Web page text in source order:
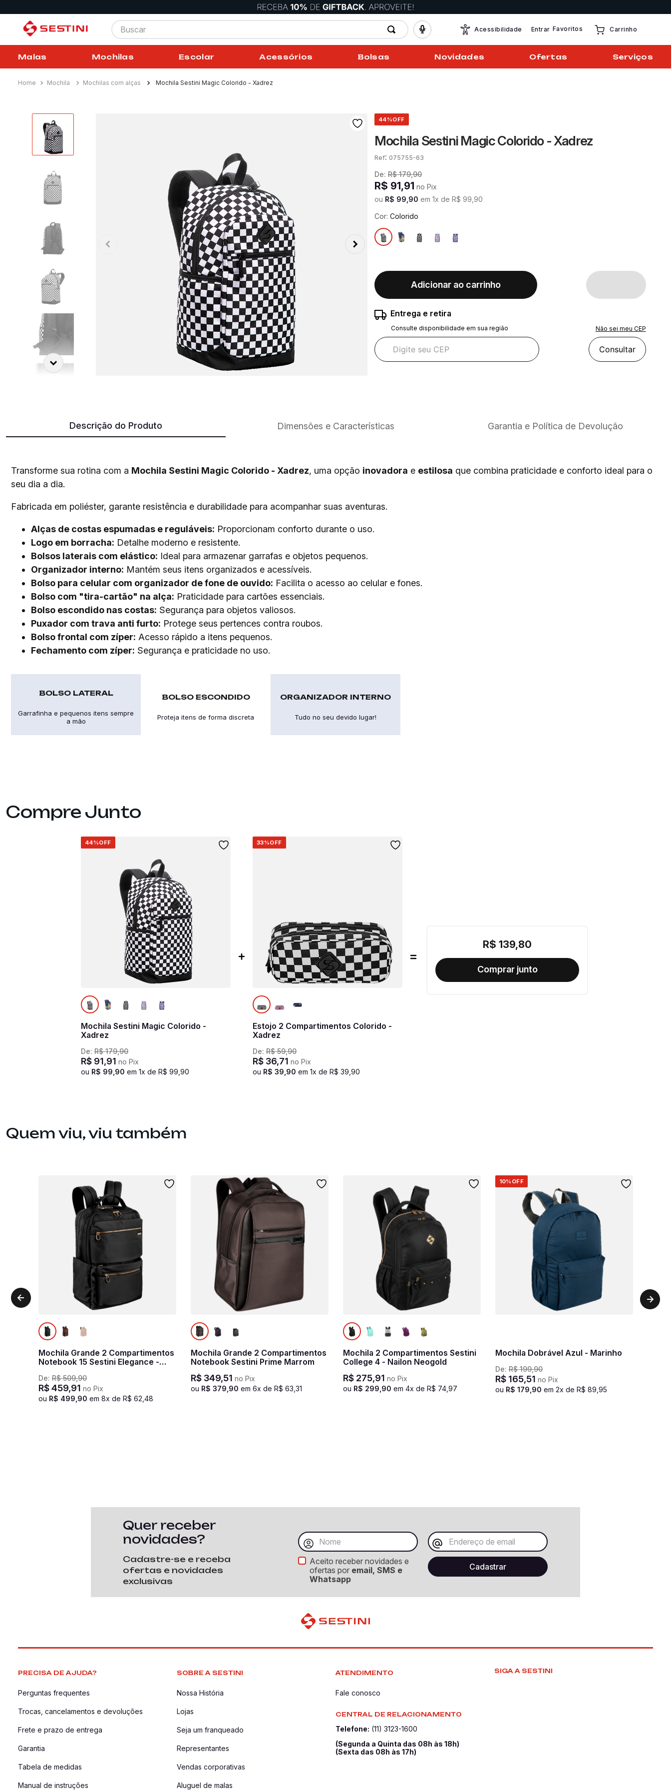
Buscar
Acessibilidade Entrar Favoritos Carrinho
Malas Mochilas Escolar Acessórios Bolsas Novidades Ofertas Serviços
Mochila Mochilas com alças Mochila Sestini Magic Colorido - Xadrez
44%OFF
Mochila Sestini Magic Colorido - Xadrez
: 075755-63
De: R$ 179,90
R$ 91,91 no Pix
ou R$ 99 90 em 1x de R$ 99 90
Cor: Colorido
Adicionar ao carrinho
Entrega e retira
Consulte disponibilidade em sua região Não sei meu CEP
Consultar
Descrição do Produto Dimensões e Características Garantia e Política de Devolução
Transforme sua rotina com a Mochila Sestini Magic Colorido - Xadrez, uma opção inovadora e estilosa que combina praticidade e conforto ideal para o
seu dia a dia.
Fabricada em poliéster, garante resistência e durabilidade para acompanhar suas aventuras.
Alças de costas espumadas e reguláveis: Proporcionam conforto durante o uso.
Logo em borracha: Detalhe moderno e resistente.
Bolsos laterais com elástico: Ideal para armazenar garrafas e objetos pequenos.
Organizador interno: Mantém seus itens organizados e acessíveis.
Bolso para celular com organizador de fone de ouvido: Facilita o acesso ao celular e fones.
Bolso com "tira-cartão" na alça: Praticidade para cartões essenciais.
Bolso escondido nas costas: Segurança para objetos valiosos.
Puxador com trava anti furto: Protege seus pertences contra roubos.
Bolso frontal com zíper: Acesso rápido a itens pequenos.
Fechamento com zíper: Segurança e praticidade no uso.
BOLSO LATERAL
Garrafinha e pequenos itens sempre
a mão
BOLSO ESCONDIDO
Proteja itens de forma discreta
ORGANIZADOR INTERNO
Tudo no seu devido lugar!
44%OFF
Mochila Sestini Magic Colorido -
Xadrez
De: R$ 179,90
R$ 91,91 no Pix
ou R$ 99 90 em 1x de R$ 99 90
33%OFF
Estojo 2 Compartimentos Colorido -
Xadrez
De: R$ 59,90
R$ 36,71 no Pix
ou R$ 39 90 em 1x de R$ 39 90
R$ 139,80
Quem viu, viu também
Mochila Grande 2 Compartimentos
Notebook 15 Sestini Elegance -
De:R$ 509,90
R$ 459,91 no Pix
ou R$ 499 90 em 8x de R$ 62 48
Mochila Grande 2 Compartimentos
Notebook Sestini Prime Marrom
R$ 349,51 no Pix
ou R$ 379 90 em 6x de R$ 63 31
Mochila 2 Compartimentos Sestini
College 4 - Nailon Neogold
R$ 275,91 no Pix
ou R$ 299 90 em 4x de R$ 74, 97
10% OFF
Mochila Dobrável Azul - Marinho
De:R$ 199,90
R$ 165,51 no Pix
ou R$ 179 90 em 2x de R$ 89 95
Quer receber
novidades?
Cadastre-se e receba
ofertas e novidades
exclusivas
Aceito receber novidades e
ofertas por email, SMS e
Whatsapp
PRECISA DE AJUDA?
Perguntas frequentes
Trocas, cancelamentos e devoluções
Frete e prazo de entrega
Garantia
Tabela de medidas
Manual de instruções
SOBRE A SESTINI
Nossa História
Lojas
Seja um franqueado
Representantes
Vendas corporativas
Aluguel de malas
ATENDIMENTO
Fale conosco
CENTRAL DE RELACIONAMENTO
Telefone: (11) 3123-1600
(Segunda a Quinta das 08h às 18h)
(Sexta das 08h às 17h)
SIGA A SESTINI